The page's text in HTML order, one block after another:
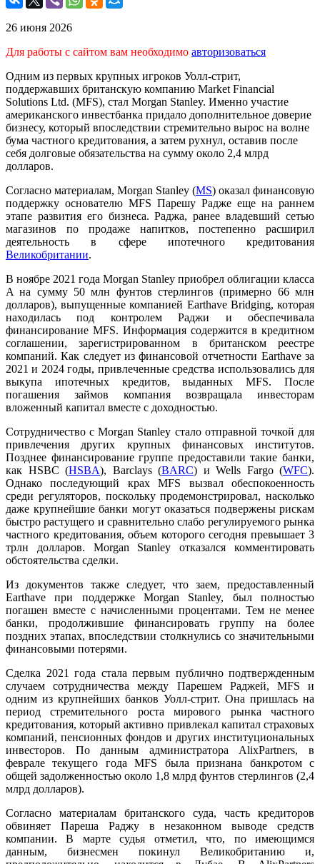
26 июня 2026
Для работы с сайтом вам необходимо авторизоваться
Одним из первых крупных игроков Уолл-стрит,
поддержавших британскую компанию Market Financial
Solutions Ltd. (MFS), стал Morgan Stanley. Именно участие
американского инвестбанка придало дополнительное доверие
бизнесу, который впоследствии стремительно вырос на волне
бума частного кредитования, а затем рухнул, оставив после
себя долговые обязательства на сумму около 2,4 млрд
долларов.
Согласно материалам, Morgan Stanley (MS) оказал финансовую
поддержку основателю MFS Парешу Радже еще на раннем
этапе развития его бизнеса. Раджа, ранее владевший сетью
магазинов по продаже напитков, постепенно расширил
деятельность в сфере ипотечного кредитования
Великобритании.
В ноябре 2021 года Morgan Stanley приобрел облигации класса
A на сумму 50 млн фунтов стерлингов (примерно 66 млн
долларов), выпущенные компанией Earthave Bridging, которая
находилась под контролем Раджи и обеспечивала
финансирование MFS. Информация содержится в кредитном
соглашении, зарегистрированном в британском реестре
компаний. Как следует из финансовой отчетности Earthave за
2021 и 2024 годы, привлеченные средства использовались для
выкупа ипотечных кредитов, выданных MFS. После
погашения займов компания возвращала инвесторам
вложенный капитал вместе с доходностью.
Сотрудничество с Morgan Stanley стало отправной точкой для
привлечения других крупных финансовых институтов.
Позднее финансирование группе предоставили такие банки,
как HSBC (HSBA), Barclays (BARC) и Wells Fargo (WFC).
Однако последующий крах MFS вызвал обеспокоенность
среди регуляторов, поскольку продемонстрировал, насколько
даже крупнейшие банки могут оказаться подвержены рискам
быстро растущего и сравнительно слабо регулируемого рынка
частного кредитования, объем которого сегодня превышает 3
трлн долларов. Morgan Stanley отказался комментировать
обстоятельства сделки.
Из документов также следует, что заем, предоставленный
Earthave при поддержке Morgan Stanley, был полностью
погашен вместе с начисленными процентами. Тем не менее
банки, продолжившие финансировать группу на более
поздних этапах, впоследствии столкнулись со значительными
финансовыми потерями.
Сделка 2021 года стала первым публично подтвержденным
случаем сотрудничества между Парешем Раджей, MFS и
одним из крупнейших банков Уолл-стрит. Она пришлась на
период стремительного роста мирового рынка частного
кредитования, который активно привлекал капитал страховых
компаний, пенсионных фондов и других институциональных
инвесторов. По данным администратора AlixPartners, в
феврале текущего года MFS была признана банкротом с
общей задолженностью около 1,8 млрд фунтов стерлингов (2,4
млрд долларов).
Согласно материалам британского суда, часть кредиторов
обвиняет Пареша Раджу в незаконном выводе средств
компании. В марте судья отметил, что, по имеющимся
данным, бизнесмен покинул Великобританию и,